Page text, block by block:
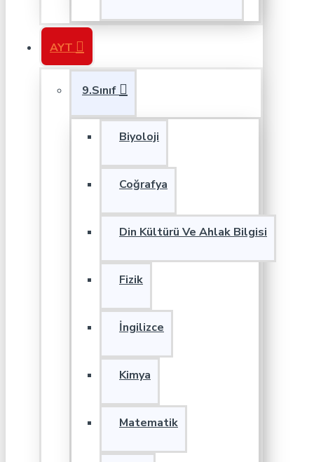
AYT
9.Sınıf
Biyoloji
Coğrafya
Din Kültürü Ve Ahlak Bilgisi
Fizik
İngilizce
Kimya
Matematik